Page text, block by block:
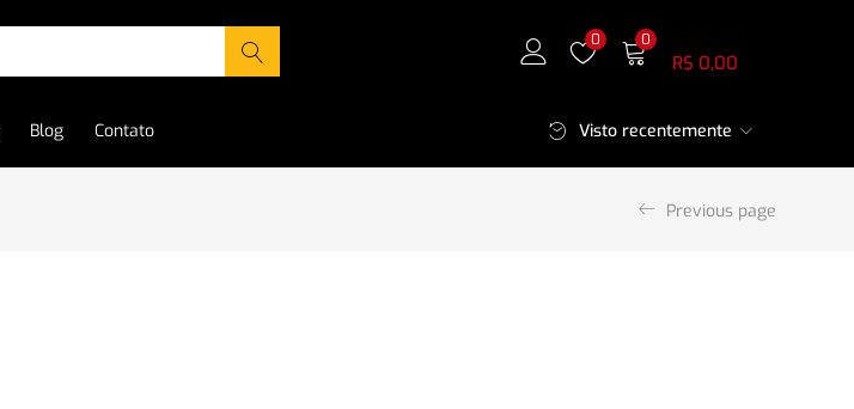
0 0
R$ 0,00
Blog Contato Visto recentemente
Previous page